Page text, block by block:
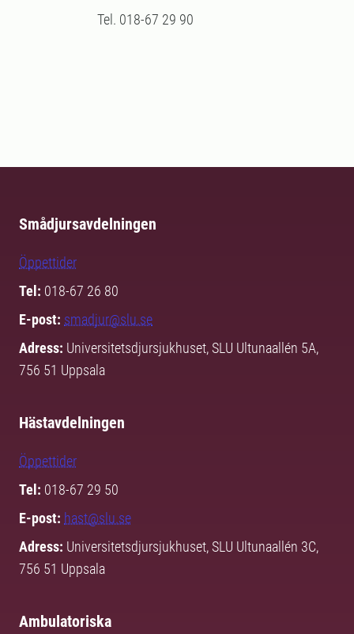
Tel. 018-67 29 90
Smådjursavdelningen
Öppettider
Tel: 018-67 26 80
E-post: smadjur@slu.se
Adress: Universitetsdjursjukhuset, SLU Ultunaallén 5A,
756 51 Uppsala
Hästavdelningen
Öppettider
Tel: 018-67 29 50
E-post: hast@slu.se
Adress: Universitetsdjursjukhuset, SLU Ultunaallén 3C,
756 51 Uppsala
Ambulatoriska